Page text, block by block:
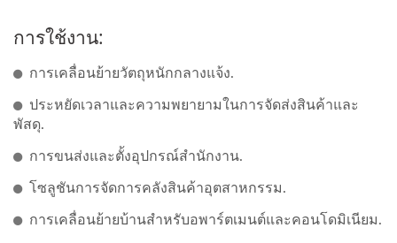
การใช้งาน:
การเคลื่อนย้ายวัตถุหนักกลางแจ้ง.
ประหยัดเวลาและความพยายามในการจัดส่งสินค้าและ
พัสดุ.
การขนส่งและตั้งอุปกรณ์สำนักงาน.
โซลูชันการจัดการคลังสินค้าอุตสาหกรรม.
การเคลื่อนย้ายบ้านสำหรับอพาร์ตเมนต์และคอนโดมิเนียม.